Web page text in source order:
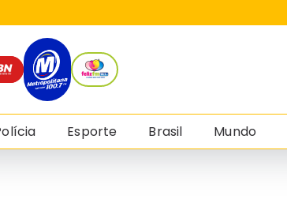
Esporte Brasil Mundo